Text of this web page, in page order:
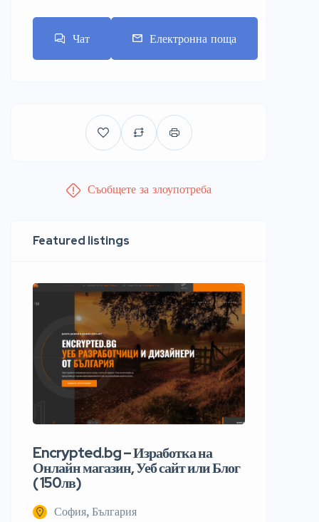
Чат Електронна поща
Съобщете за злоупотреба
Featured listings
Encrypted.bg – Изработка на
Онлайн магазин, Уеб сайт или Блог
( 150лв)
София, България